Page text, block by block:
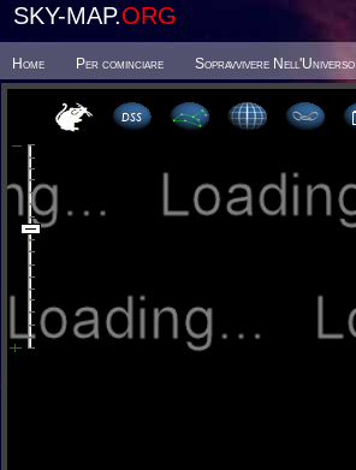
SKY-MAP.ORG
Home Per cominciare Sopravvivere Nell'Universo